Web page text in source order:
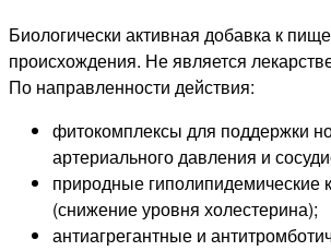
Биологически активная добавка к
происхождения. Не является
По направленности действия:
фитокомплексы для поддержки
артериального давления и
природные гиполипидемические
(снижение уровня холестерина);
антиагрегантные и